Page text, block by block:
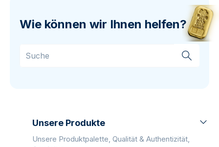
Wie können wir Ihnen helfen?
Unsere Produkte
Unsere Produktpalette, Qualität & Authentizität,